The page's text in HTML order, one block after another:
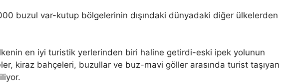
buzul var-kutup bölgelerinin dışındaki dünyadaki diğer ülkelerden
en iyi turistik yerlerinden biri haline getirdi-eski ipek yolunun
kiraz bahçeleri, buzullar ve buz-mavi göller arasında turist taşıyan